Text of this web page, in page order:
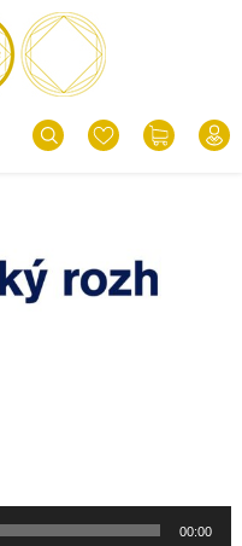
00:00